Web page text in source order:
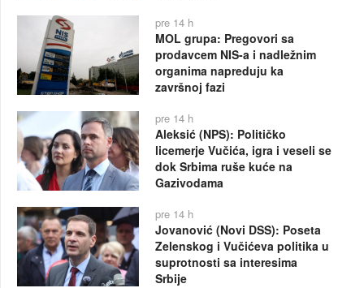
pre 14 h
MOL grupa: Pregovori sa
prodavcem NIS-a i nadležnim
organima napreduju ka
završnoj fazi
pre 14 h
Aleksić (NPS): Političko
licemerje Vučića, igra i veseli se
dok Srbima ruše kuće na
Gazivodama
pre 14 h
Jovanović (Novi DSS): Poseta
Zelenskog i Vučićeva politika u
suprotnosti sa interesima
Srbije